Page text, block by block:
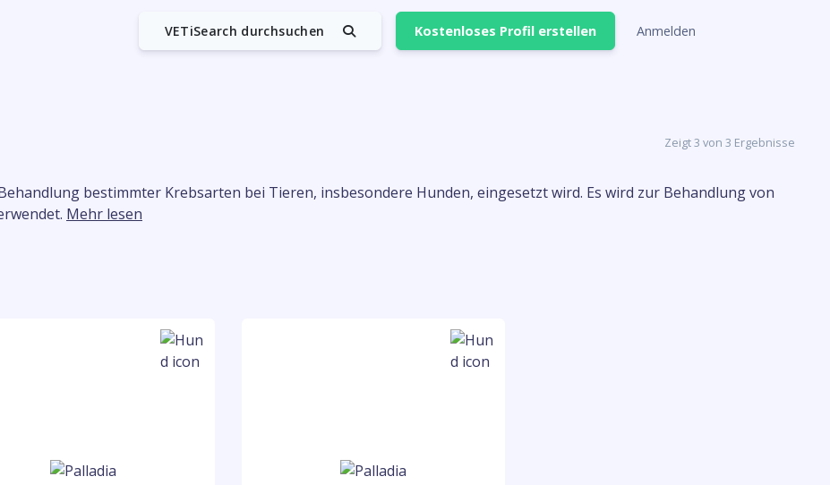
VETiSearch durchsuchen Kostenloses Profil erstellen Anmelden
Zeigt 3 von 3 Ergebnisse
bestimmter Krebsarten bei Tieren, insbesondere Hunden, eingesetzt wird. Es wird zur Behandlung von
Mehr lesen